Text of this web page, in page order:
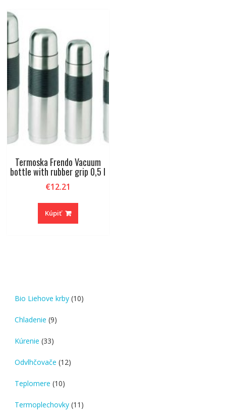
Termoska Frendo Vacuum
bottle with rubber grip 0,5 l
€12.21
Kúpiť
Bio Liehove krby 1010
Chladenie 99
Kúrenie 3333
Odvlhčovače 1212
Teplomere 1010
Termoplechovky 11 11